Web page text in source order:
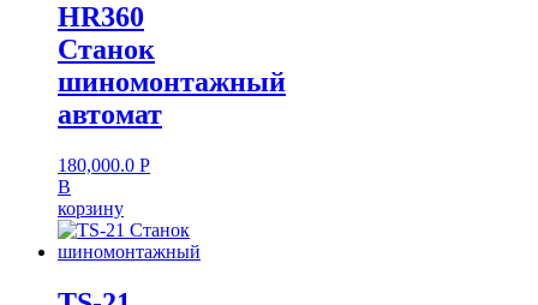
HR360
Станок
шиномонтажный
автомат
180,000.0 Р
В
корзину